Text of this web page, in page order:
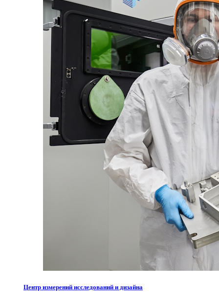
Центр измерений исследований и дизайна